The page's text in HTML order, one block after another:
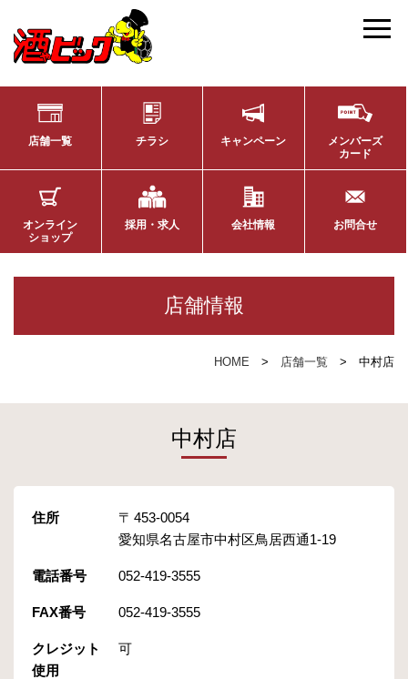
店舗一覧 チラシ キャンペーン
メンバーズ
カード
オンライン
ショップ
採用・求人 会社情報 お問合せ
店舗情報
HOME 店舗一覧 中村店
中村店
住所
453-0054
愛知県名古屋市中村区鳥居西通1-19
電話番号 052-419-3555
FAX番号 052-419-3555
クレジット
使用
可